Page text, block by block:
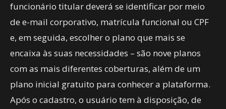
funcionário titular deverá se identificar por meio
de e-mail corporativo, matrícula funcional ou CPF
e, em seguida, escolher o plano que mais se
encaixa às suas necessidades – são nove planos
com as mais diferentes coberturas, além de um
plano inicial gratuito para conhecer a plataforma.
Após o cadastro, o usuário tem à disposição, de